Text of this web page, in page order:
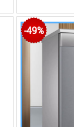
-49%